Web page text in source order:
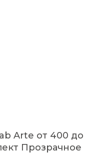
Arte от 400 до
Прозрачное